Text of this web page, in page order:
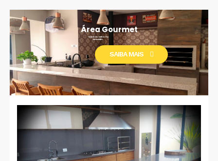
Área Gourmet
Trabalhada toda no material Branco Siena
Meia esquadria higiênico
SAIBA MAIS